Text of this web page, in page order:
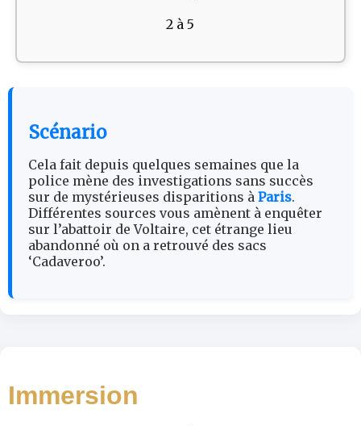
2 à 5
Scénario
Cela fait depuis quelques semaines que la
police mène des investigations sans succès
sur de mystérieuses disparitions à Paris.
Différentes sources vous amènent à enquêter
sur l’abattoir de Voltaire, cet étrange lieu
abandonné où on a retrouvé des sacs
‘Cadaveroo’.
Immersion